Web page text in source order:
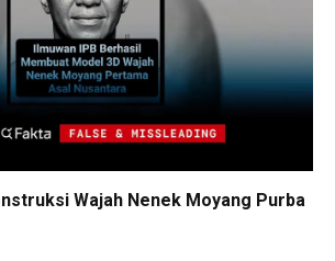
Wajah Nenek Moyang Purba